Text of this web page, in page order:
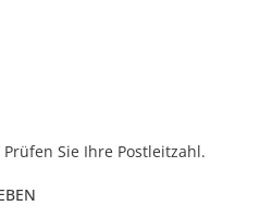
Sie Ihre Postleitzahl.